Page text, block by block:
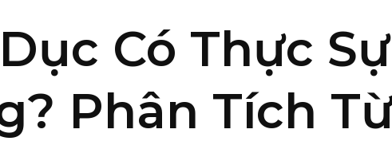
Có Thực Sự
Phân Tích